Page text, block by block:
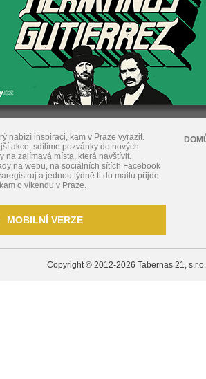
nabízí inspiraci, kam v Praze vyrazit.
akce, sdílíme pozvánky do nových
na zajímavá místa, která navštívit.
na webu, na sociálních sítích Facebook
a jednou týdně ti do mailu přijde
o víkendu v Praze.
MOBILNÍ VERZE
Copyright © 2012-2026 Tabernas 21, s.r.o.